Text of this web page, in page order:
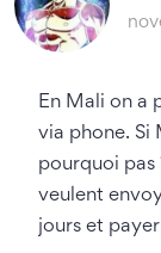
En Mali on a
via phone. Si
pourquoi pas
veulent
jours et